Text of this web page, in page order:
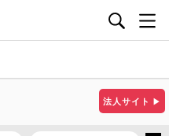
法人サイト ▶